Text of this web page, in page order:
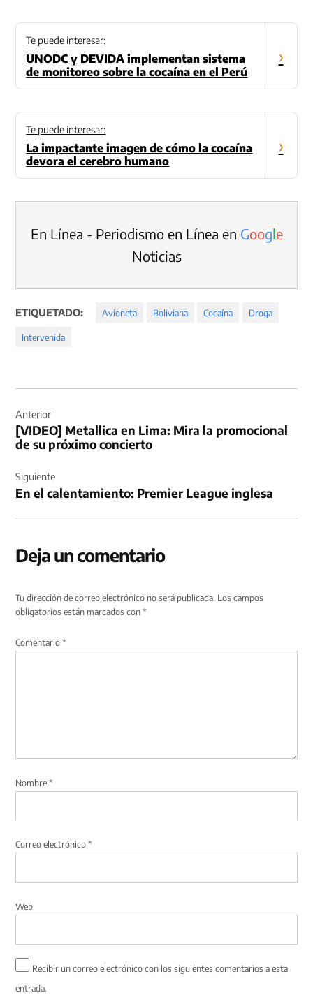
Te puede interesar:
UNODC y DEVIDA implementan sistema
de monitoreo sobre la cocaína en el Perú
›
Te puede interesar:
La impactante imagen de cómo la cocaína
devora el cerebro humano
›
En Línea - Periodismo en Línea en Google
Noticias
ETIQUETADO: Avioneta Boliviana Cocaína Droga
Intervenida
de
entradas
Anterior
[VIDEO] Metallica en Lima: Mira la promocional
de su próximo concierto
Siguiente
En el calentamiento: Premier League inglesa
Deja un comentario
Tu dirección de correo electrónico no será publicada. Los campos
obligatorios están marcados con*
Comentario*
Nombre*
Correo electrónico*
Web
Recibir un correo electrónico con los siguientes comentarios a esta
entrada.